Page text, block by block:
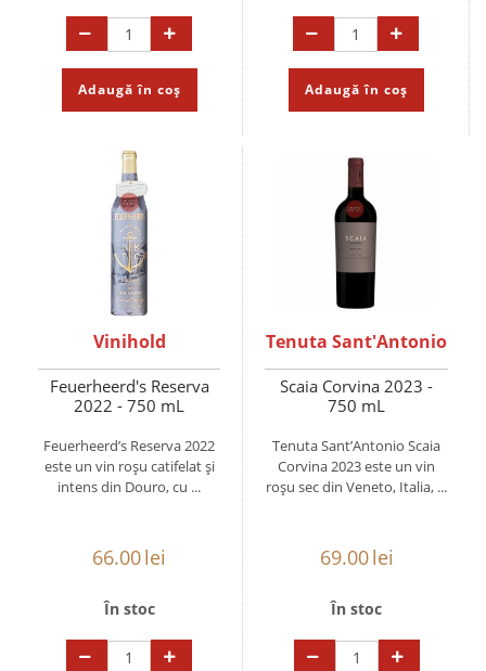
Adaugă în coș Adaugă în coș
Vinihold
Feuerheerd's Reserva
2022 - 750 mL
Feuerheerd’s Reserva 2022
este un vin roșu catifelat și
intens din Douro, cu ...
66.00lei
În stoc
Tenuta Sant'Antonio
Scaia Corvina 2023 -
750 mL
Tenuta Sant’Antonio Scaia
Corvina 2023 este un vin
roșu sec din Veneto, Italia, ...
69.00lei
În stoc